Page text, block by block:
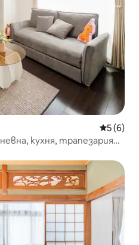
Средна
5 (6)
кухня, трапезария｜